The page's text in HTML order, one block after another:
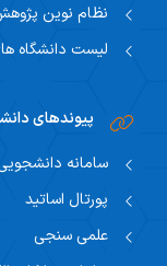
نظام نوین
لیست دانشگاه
پیوندهای
سامانه
پورتال اساتید
علمی سنجی